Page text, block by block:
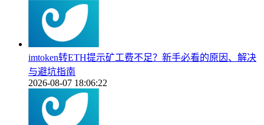
imtoken转ETH提示矿工费不足？新手必看的原因、解决
与避坑指南
2026-08-07 18:06:22